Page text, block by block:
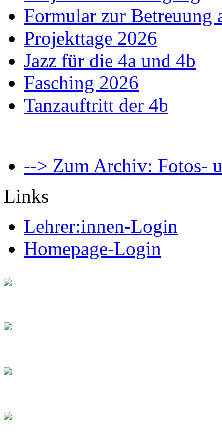
Formular zur Betreuung
Projekttage 2026
Jazz für die 4a und 4b
Fasching 2026
Tanzauftritt der 4b
--> Zum Archiv: Fotos-
Links
Lehrer:innen-Login
Homepage-Login